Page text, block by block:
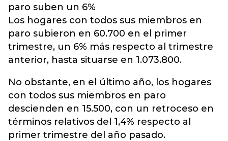
paro suben un 6%
Los hogares con todos sus miembros en
paro subieron en 60.700 en el primer
trimestre, un 6% más respecto al trimestre
anterior, hasta situarse en 1.073.800.
No obstante, en el último año, los hogares
con todos sus miembros en paro
descienden en 15.500, con un retroceso en
términos relativos del 1,4% respecto al
primer trimestre del año pasado.